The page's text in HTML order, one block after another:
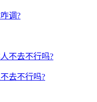
调?
去不行吗?